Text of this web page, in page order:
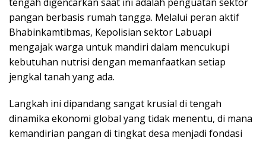
pangan berbasis rumah tangga. Melalui peran aktif
Bhabinkamtibmas, Kepolisian sektor Labuapi
mengajak warga untuk mandiri dalam mencukupi
kebutuhan nutrisi dengan memanfaatkan setiap
jengkal tanah yang ada.
Langkah ini dipandang sangat krusial di tengah
dinamika ekonomi global yang tidak menentu, di mana
kemandirian pangan di tingkat desa menjadi fondasi